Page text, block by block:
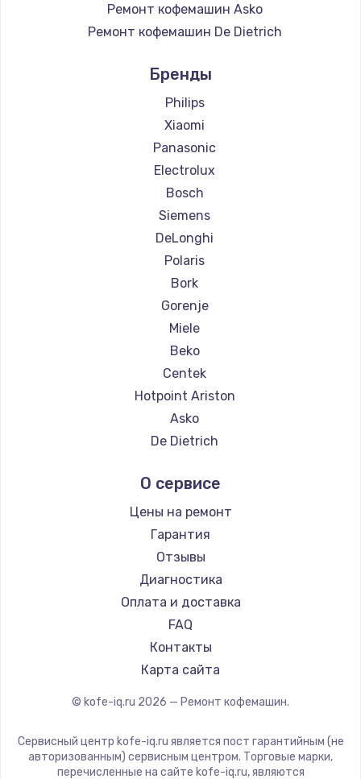
Ремонт кофемашин Asko
Ремонт кофемашин De Dietrich
Ремонт кофемашин Ascaso
Ремонт кофемашин Jura
Ремонт кофемашин Olympia
Ремонт кофемашин Saeco
Ремонт кофемашин La Cimbali
Ремонт кофемашин WMF
Ремонт кофемашин Yamaguchi
Ремонт кофемашин Nivona
Ремонт кофемашин Astoria
Ремонт кофемашин JVC
Ремонт кофемашин Ariston
Ремонт кофемашин Grundig
Ремонт кофемашин ROCKET MOZZAFIATO
Ремонт кофемашин Vivitek
Ремонт кофемашин Thomson
Ремонт кофемашин Hisense
Ремонт кофемашин DELTA
Ремонт кофемашин Kyvol
Ремонт кофемашин RED solution
Ремонт кофемашин Bravilor Bonamat
Ремонт кофемашин Vard
Ремонт кофемашин Tuvio
Ремонт кофемашин Carrera
Ремонт кофемашин Supra
Бренды
Philips
Xiaomi
Panasonic
Electrolux
Bosch
Siemens
DeLonghi
Polaris
Bork
Gorenje
Miele
Beko
Centek
Hotpoint Ariston
Asko
De Dietrich
Ascaso
Jura
Olympia
Saeco
La Cimbali
WMF
Yamaguchi
Nivona
Astoria
ROCKET MOZZAFIATO
О сервисе
Цены на ремонт
Гарантия
Отзывы
Диагностика
Оплата и доставка
FAQ
Контакты
Карта сайта
© kofe-iq.ru 2026 — Ремонт кофемашин.
Сервисный центр kofe-iq.ru является пост гарантийным (не
авторизованным) сервисным центром. Торговые марки,
перечисленные на сайте kofe-iq.ru, являются